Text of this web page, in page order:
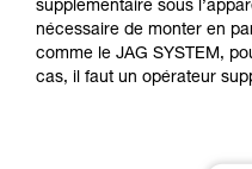
liées à votre
que nous ne
supplémentaire sous
nécessaire de monter en
comme le JAG SYSTEM,
cas, il faut un opérateur